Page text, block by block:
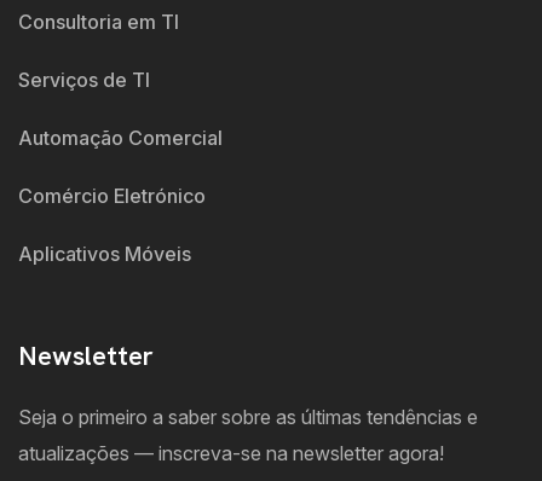
Consultoria em TI
Serviços de TI
Automação Comercial
Comércio Eletrónico
Aplicativos Móveis
Newsletter
Seja o primeiro a saber sobre as últimas tendências e
atualizações — inscreva-se na newsletter agora!